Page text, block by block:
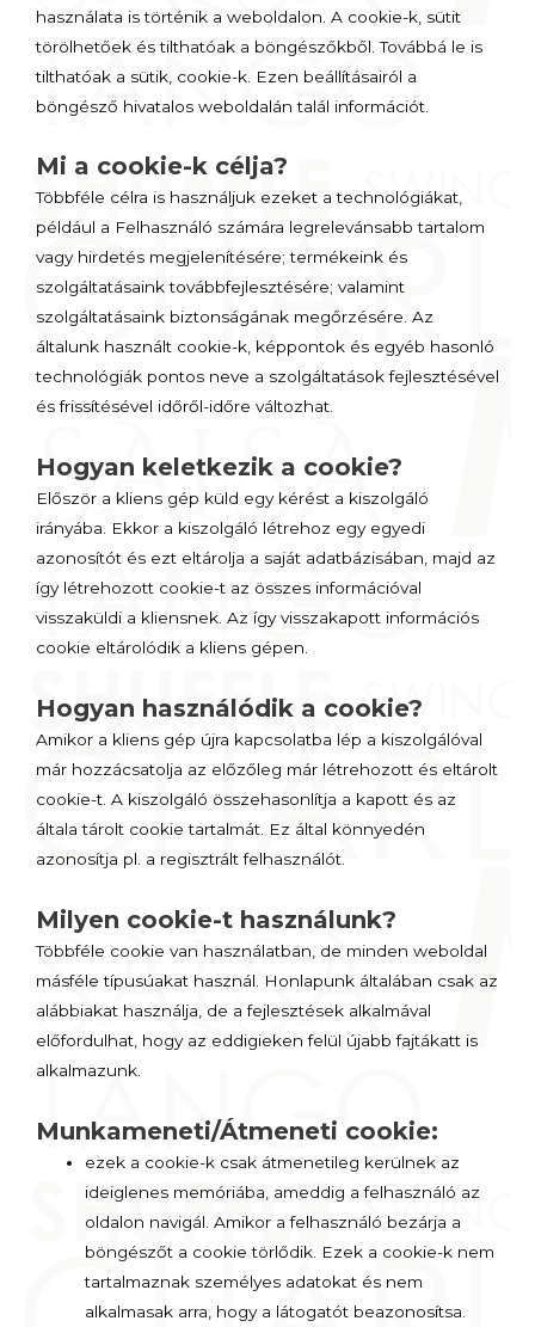
használata is történik a weboldalon. A cookie-k, sütit
törölhetőek és tilthatóak a böngészőkből. Továbbá le is
tilthatóak a sütik, cookie-k. Ezen beállításairól a
böngésző hivatalos weboldalán talál információt.
Mi a cookie-k célja?
Többféle célra is használjuk ezeket a technológiákat,
például a Felhasználó számára legrelevánsabb tartalom
vagy hirdetés megjelenítésére; termékeink és
szolgáltatásaink továbbfejlesztésére; valamint
szolgáltatásaink biztonságának megőrzésére. Az
általunk használt cookie-k, képpontok és egyéb hasonló
technológiák pontos neve a szolgáltatások fejlesztésével
és frissítésével időről-időre változhat.
Hogyan keletkezik a cookie?
Először a kliens gép küld egy kérést a kiszolgáló
irányába. Ekkor a kiszolgáló létrehoz egy egyedi
azonosítót és ezt eltárolja a saját adatbázisában, majd az
így létrehozott cookie-t az összes információval
visszaküldi a kliensnek. Az így visszakapott információs
cookie eltárolódik a kliens gépen.
Hogyan használódik a cookie?
Amikor a kliens gép újra kapcsolatba lép a kiszolgálóval
már hozzácsatolja az előzőleg már létrehozott és eltárolt
cookie-t. A kiszolgáló összehasonlítja a kapott és az
általa tárolt cookie tartalmát. Ez által könnyedén
azonosítja pl. a regisztrált felhasználót.
Milyen cookie-t használunk?
Többféle cookie van használatban, de minden weboldal
másféle típusúakat használ. Honlapunk általában csak az
alábbiakat használja, de a fejlesztések alkalmával
előfordulhat, hogy az eddigieken felül újabb fajtákatt is
alkalmazunk.
Munkameneti/Átmeneti cookie:
ezek a cookie-k csak átmenetileg kerülnek az
ideiglenes memóriába, ameddig a felhasználó az
oldalon navigál. Amikor a felhasználó bezárja a
böngészőt a cookie törlődik. Ezek a cookie-k nem
tartalmaznak személyes adatokat és nem
alkalmasak arra, hogy a látogatót beazonosítsa.